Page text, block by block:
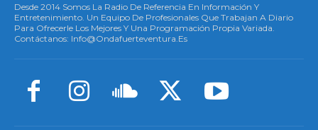
Desde 2014 Somos La Radio De Referencia En Información Y
Entretenimiento. Un Equipo De Profesionales Que Trabajan A Diario
Para Ofrecerle Los Mejores Y Una Programación Propia Variada.
Contáctanos: Info@ondafuerteventura.es